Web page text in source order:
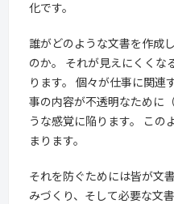
化です。
誰がどのような文書を作成
のか。 それが見えにくくな
ります。 個々が仕事に関連
事の内容が不透明なために
うな感覚に陥ります。 この
まります。
それを防ぐためには皆が文
みづくり、そして必要な文